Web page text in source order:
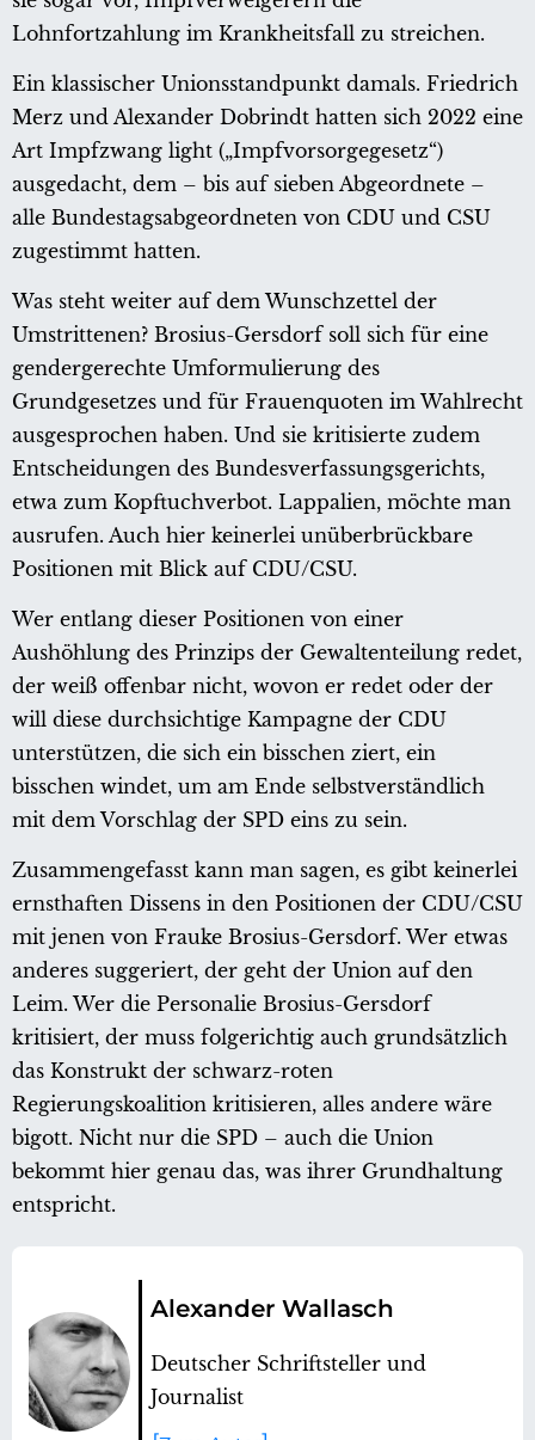
Lohnfortzahlung im Krankheitsfall zu streichen.
Ein klassischer Unionsstandpunkt damals. Friedrich
Merz und Alexander Dobrindt hatten sich 2022 eine
Art Impfzwang light („Impfvorsorgegesetz“)
ausgedacht, dem – bis auf sieben Abgeordnete –
alle Bundestagsabgeordneten von CDU und CSU
zugestimmt hatten.
Was steht weiter auf dem Wunschzettel der
Umstrittenen? Brosius-Gersdorf soll sich für eine
gendergerechte Umformulierung des
Grundgesetzes und für Frauenquoten im Wahlrecht
ausgesprochen haben. Und sie kritisierte zudem
Entscheidungen des Bundesverfassungsgerichts,
etwa zum Kopftuchverbot. Lappalien, möchte man
ausrufen. Auch hier keinerlei unüberbrückbare
Positionen mit Blick auf CDU/CSU.
Wer entlang dieser Positionen von einer
Aushöhlung des Prinzips der Gewaltenteilung redet,
der weiß offenbar nicht, wovon er redet oder der
will diese durchsichtige Kampagne der CDU
unterstützen, die sich ein bisschen ziert, ein
bisschen windet, um am Ende selbstverständlich
mit dem Vorschlag der SPD eins zu sein.
Zusammengefasst kann man sagen, es gibt keinerlei
ernsthaften Dissens in den Positionen der CDU/CSU
mit jenen von Frauke Brosius-Gersdorf. Wer etwas
anderes suggeriert, der geht der Union auf den
Leim. Wer die Personalie Brosius-Gersdorf
kritisiert, der muss folgerichtig auch grundsätzlich
das Konstrukt der schwarz-roten
Regierungskoalition kritisieren, alles andere wäre
bigott. Nicht nur die SPD – auch die Union
bekommt hier genau das, was ihrer Grundhaltung
entspricht.
Alexander Wallasch
Deutscher Schriftsteller und
Journalist